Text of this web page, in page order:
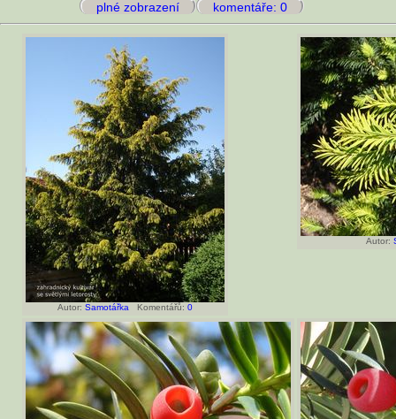
plné zobrazení komentáře: 0
Autor: Samotářka Komentářů: 0
Autor: